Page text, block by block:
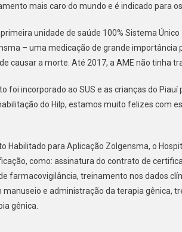
mais caro do mundo e é indicado para
unidade de saúde 100% Sistema
– uma medicação de grande
causar a morte. Até 2017, a AME não tinha
foi incorporado ao SUS e as crianças do
do Hilp, estamos muito felizes com
Habilitado para Aplicação Zolgensma, o
como: assinatura do contrato de
farmacovigilância, treinamento nos dados
e administração da terapia gênica,
gênica.